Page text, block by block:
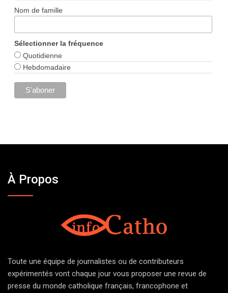
Nom de famille
Sélectionner la fréquence
Quotidienne
Hebdomadaire
À Propos
Toute une équipe de journalistes ou de contributeurs
expérimentés vont chaque jour vous proposer une revue de
presse du monde catholique français, francophone et